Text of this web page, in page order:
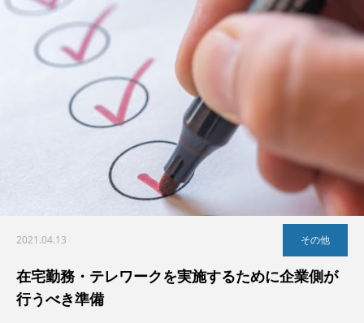
2021.04.13 その他
在宅勤務・テレワークを実施するために企業側が
行うべき準備